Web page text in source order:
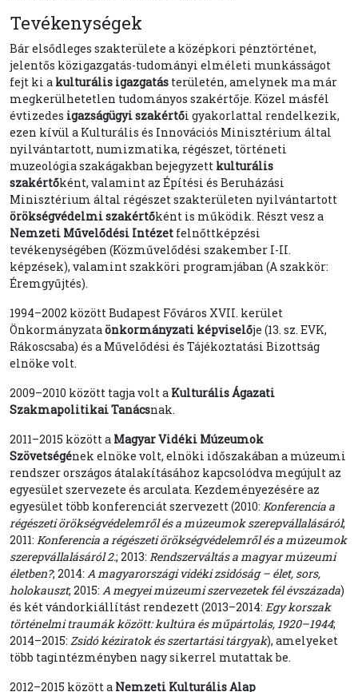
Tevékenységek
Bár elsődleges szakterülete a középkori pénztörténet,
jelentős közigazgatás-tudományi elméleti munkásságot
fejt ki a kulturális igazgatás területén, amelynek ma már
megkerülhetetlen tudományos szakértője. Közel másfél
évtizedes igazságügyi szakértői gyakorlattal rendelkezik,
ezen kívül a Kulturális és Innovációs Minisztérium által
nyilvántartott, numizmatika, régészet, történeti
muzeológia szakágakban bejegyzett kulturális
szakértőként, valamint az Építési és Beruházási
Minisztérium által régészet szakterületen nyilvántartott
örökségvédelmi szakértőként is működik. Részt vesz a
Nemzeti Művelődési Intézet felnőttképzési
tevékenységében (Közművelődési szakember I-II.
képzések), valamint szakköri programjában (A szakkör:
Éremgyűjtés).
1994–2002 között Budapest Főváros XVII. kerület
Önkormányzataönkormányzati képviselője (13. sz. EVK,
Rákoscsaba) és a Művelődési és Tájékoztatási Bizottság
elnöke volt.
2009–2010 között tagja volt a Kulturális Ágazati
Szakmapolitikai Tanácsnak.
2011–2015 között a Magyar Vidéki Múzeumok
Szövetségének elnöke volt, elnöki időszakában a múzeumi
rendszer országos átalakításához kapcsolódva megújult az
egyesület szervezete és arculata. Kezdeményezésére az
egyesület több konferenciát szervezett (2010: Konferencia a
régészeti örökségvédelemről és a múzeumok szerepvállalásáról;
2011: Konferencia a régészeti örökségvédelemről és a múzeumok
szerepvállalásáról 2.; 2013: Rendszerváltás a magyar múzeumi
életben?; 2014: A magyarországi vidéki zsidóság – élet, sors,
holokauszt; 2015: A megyei múzeumi szervezetek fél évszázada)
és két vándorkiállítást rendezett (2013–2014: Egy korszak
történelmi traumák között: kultúra és műpártolás, 1920–1944;
2014–2015: Zsidó kéziratok és szertartási tárgyak), amelyeket
több tagintézményben nagy sikerrel mutattak be.
2012–2015 között a Nemzeti Kulturális Alap